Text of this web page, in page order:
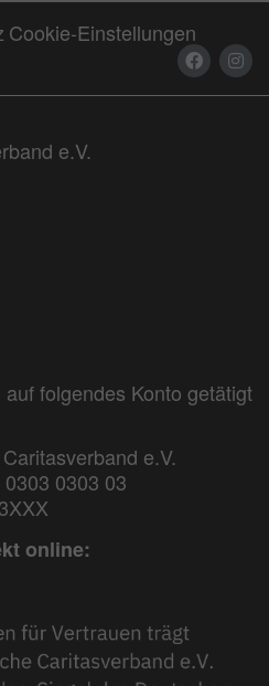
Cookie-Einstellungen
e.V.
folgendes Konto getätigt
e.V.
0303 03
online: